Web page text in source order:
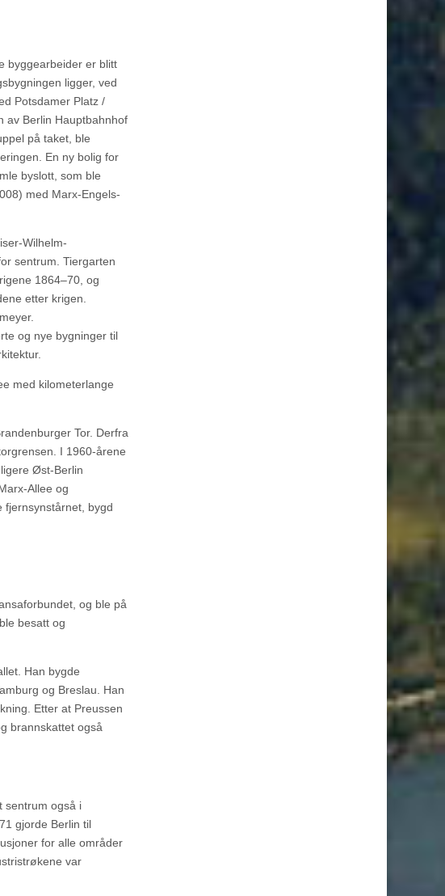
byggearbeider er blitt
ligger, ved
Potsdamer Platz /
av Berlin Hauptbahnhof
på taket, ble
En ny bolig for
byslott, som ble
med Marx-Engels-
Wilhelm-
sentrum. Tiergarten
1864–70, og
etter krigen.
og nye bygninger til
med kilometerlange
Tor. Derfra
I 1960-årene
Øst-Berlin
Allee og
fjernsynstårnet, bygd
og ble på
besatt og
Han bygde
og Breslau. Han
Etter at Preussen
brannskattet også
sentrum også i
gjorde Berlin til
for alle områder
var